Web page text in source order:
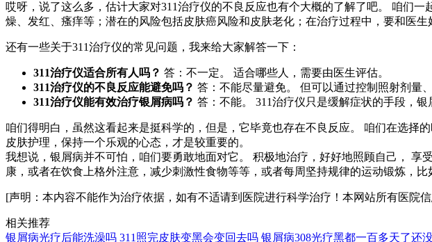
哎呀，说了这么多，估计大家对311治疗仪的不良反应也有个大概的了解了吧。 咱们
燥、发红、瘙痒等；潜在的风险包括皮肤癌风险和皮肤老化；在治疗过程中，要和医
还有一些关于311治疗仪的常见问题，我来给大家解答一下：
311治疗仪适合所有人吗？ 答：不一定。 适合哪些人，需要由医生评估。
311治疗仪的不良反应能避免吗？ 答：不能尽量避免。 但可以通过控制照射剂量
311治疗仪能有效治疗银屑病吗？ 答：不能。 311治疗仪只是缓解症状的手段，银
咱们得明白，虽然这看起来是挺科学的，但是，它毕竟也存在不良反应。 咱们在选择
皮肤护理，保持一个乐观的心态，才是较重要的。
我想说，银屑病并不可怕，咱们要勇敢地面对它。 积极地治疗，好好地照顾自己，
康，或者在饮食上格外注意，减少刺激性食物等等，或者每周坚持规律的运动锻炼，
[声明：本内容不能作为治疗依据，如有不适请到医院进行科学治疗！本网站所有医院
相关推荐
银屑病光疗后能洗澡吗 311照完皮肤变黑会变回去吗 银屑病308光疗黑都一百多天了还